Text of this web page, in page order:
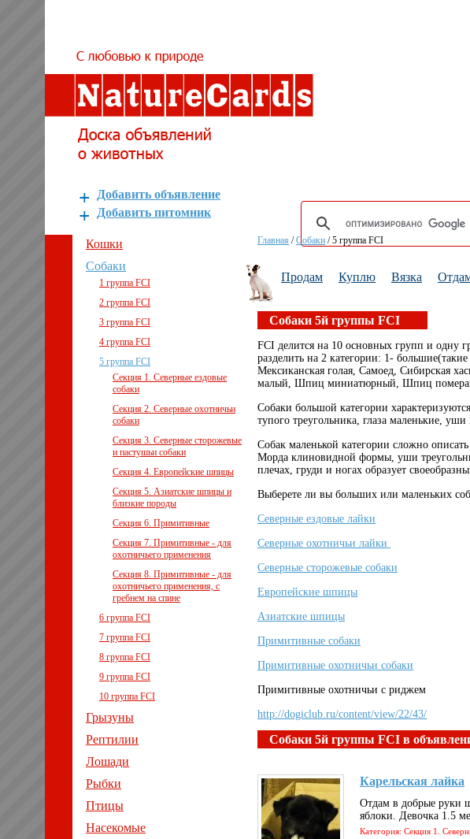
Добавить объявление
Добавить питомник
Кошки
Собаки
1 группа FCI
2 группа FCI
3 группа FCI
4 группа FCI
5 группа FCI
Секция 1. Северные ездовые
собаки
Секция 2. Северные охотничьи
собаки
Секция 3. Северные сторожевые
и пастушьи собаки
Секция 4. Европейские шпицы
Секция 5. Азиатские шпицы и
близкие породы
Секция 6. Примитивные
Секция 7. Примитивные - для
охотничьего применения
Секция 8. Примитивные - для
охотничьего применения, с
гребнем на спине
6 группа FCI
7 группа FCI
8 группа FCI
9 группа FCI
10 группа FCI
Грызуны
Рептилии
Лошади
Рыбки
Птицы
Насекомые
Главная /Собаки /5 группа FCI
Продам Куплю Вязка
Собаки 5й группы FCI
FCI делится на 10 основных групп и одну
разделить на 2 категории: 1-
Мексиканская голая, Самоед, Сибирская
малый, Шпиц миниатюрный, Шпиц
Собаки большой категории
тупого треугольника, глаза маленькие,
Собак маленькой категории сложно
Морда клиновидной формы, уши
плечах, груди и ногах образует
Выберете ли вы больших или маленьких
Северные ездовые лайки
Северные охотничьи лайки
Северные сторожевые собаки
Европейские шпицы
Азиатские шпицы
Примитивные собаки
Примитивные охотничьи собаки
Примитивные охотничьи с риджем
http://dogiclub.ru/content/view/22/43/
Собаки 5й группы FCI в
Карельская лайка
Отдам в добрые руки
яблоки. Девочка 1.5
Категория: Секция 1.